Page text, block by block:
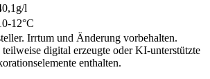
l
12°C
Irrtum und Änderung vorbehalten.
digital erzeugte oder KI-unterstützte
enthalten.